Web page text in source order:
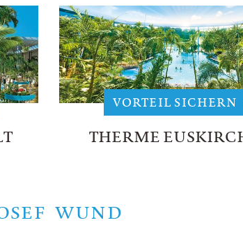
VORTEIL SICHERN
THERME
WUND